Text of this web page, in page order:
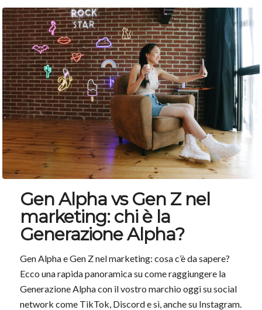
Gen Alpha vs Gen Z nel
marketing: chi è la
Generazione Alpha?
Gen Alpha e Gen Z nel marketing: cosa c’è da sapere?
Ecco una rapida panoramica su come raggiungere la
Generazione Alpha con il vostro marchio oggi su social
network come TikTok, Discord e sì, anche su Instagram.